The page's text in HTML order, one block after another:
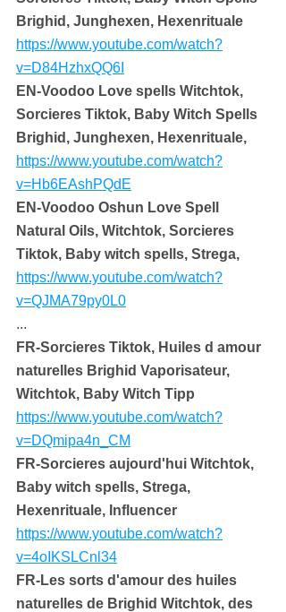
Brighid, Junghexen, Hexenrituale
https://www.youtube.com/watch?
v=D84HzhxQQ6I
EN-Voodoo Love spells Witchtok,
Sorcieres Tiktok, Baby Witch Spells
Brighid, Junghexen, Hexenrituale,
https://www.youtube.com/watch?
v=Hb6EAshPQdE
EN-Voodoo Oshun Love Spell
Natural Oils, Witchtok, Sorcieres
Tiktok, Baby witch spells, Strega,
https://www.youtube.com/watch?
v=QJMA79py0L0
...
FR-Sorcieres Tiktok, Huiles d amour
naturelles Brighid Vaporisateur,
Witchtok, Baby Witch Tipp
https://www.youtube.com/watch?
v=DQmipa4n_CM
FR-Sorcieres aujourd'hui Witchtok,
Baby witch spells, Strega,
Hexenrituale, Influencer
https://www.youtube.com/watch?
v=4oIKSLCnl34
FR-Les sorts d'amour des huiles
naturelles de Brighid Witchtok, des